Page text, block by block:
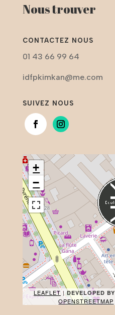
Nous trouver
CONTACTEZ NOUS
01 43 66 99 64
idfpkimkan@me.com
SUIVEZ NOUS
+
−
LEAFLET|DEVELOPED BY
OPENSTREETMAP